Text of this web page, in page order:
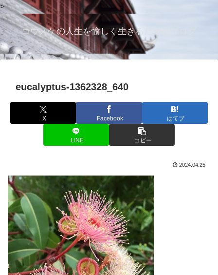
>
コウスケの人生を愉しく生きるためのブログ
eucalyptus-1362328_640
X Facebook はてブ
LINE コピー
2024.04.25